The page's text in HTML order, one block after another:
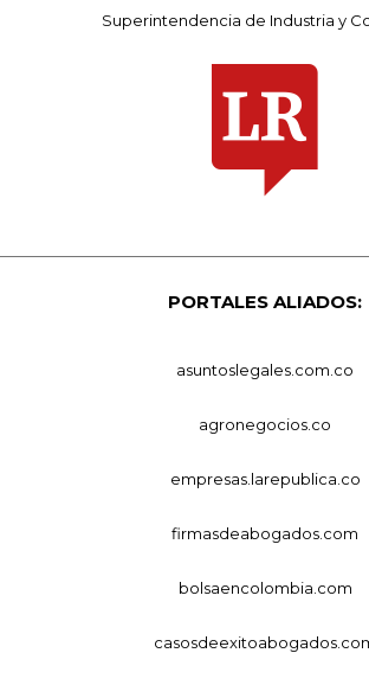
Superintendencia de Industria y
PORTALES ALIADOS:
asuntoslegales.com.co
agronegocios.co
empresas.larepublica.co
firmasdeabogados.com
bolsaencolombia.com